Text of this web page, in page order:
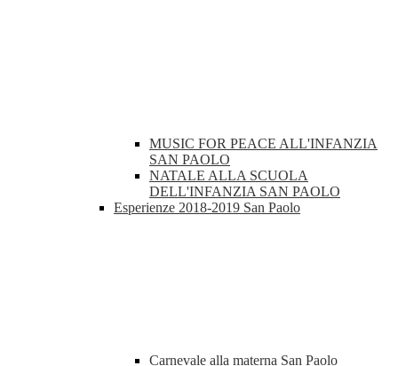
MUSIC FOR PEACE ALL'INFANZIA
SAN PAOLO
NATALE ALLA SCUOLA
DELL'INFANZIA SAN PAOLO
Esperienze 2018-2019 San Paolo
Carnevale alla materna San Paolo